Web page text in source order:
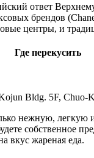
ответ
брендов
центры, и
Где перекусить
Bldg. 5F, Chuo-
нежную, легкую
собственное
вкус жареная еда.